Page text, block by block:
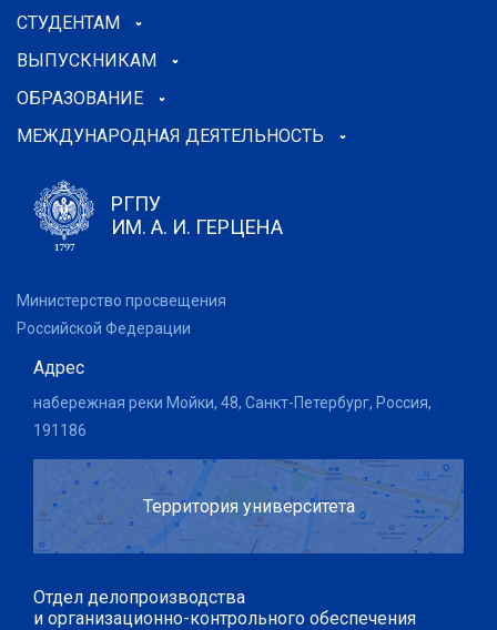
СТУДЕНТАМ
ВЫПУСКНИКАМ
ОБРАЗОВАНИЕ
МЕЖДУНАРОДНАЯ ДЕЯТЕЛЬНОСТЬ
РГПУ
ИМ. А. И. ГЕРЦЕНА
Министерство просвещения
Российской Федерации
Адрес
набережная реки Мойки, 48, Санкт-Петербург, Россия,
191186
Территория университета
Отдел делопроизводства
и организационно-контрольного обеспечения